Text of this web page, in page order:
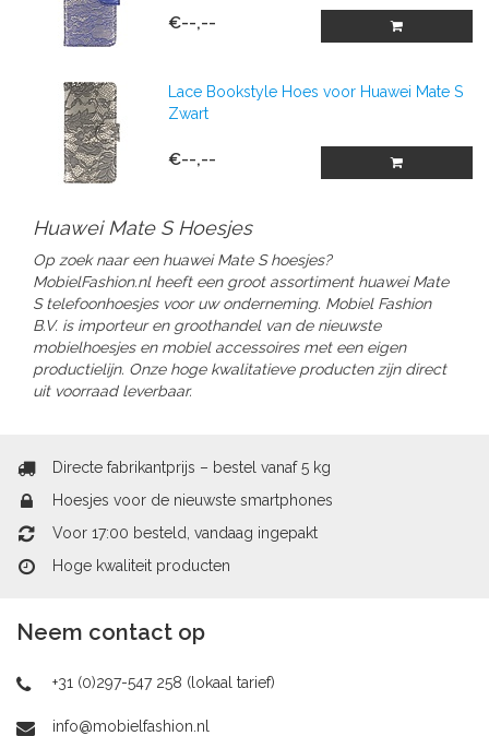
€--,--
Lace Bookstyle Hoes voor Huawei Mate S
Zwart
€--,--
Huawei Mate S Hoesjes
Op zoek naar een huawei Mate S hoesjes?
MobielFashion.nl heeft een groot assortiment huawei Mate
S telefoonhoesjes voor uw onderneming. Mobiel Fashion
B.V. is importeur en groothandel van de nieuwste
mobielhoesjes en mobiel accessoires met een eigen
productielijn. Onze hoge kwalitatieve producten zijn direct
uit voorraad leverbaar.
Directe fabrikantprijs – bestel vanaf 5 kg
Hoesjes voor de nieuwste smartphones
Voor 17:00 besteld, vandaag ingepakt
Hoge kwaliteit producten
Neem contact op
+31 (0)297-547 258 (lokaal tarief)
info@mobielfashion.nl